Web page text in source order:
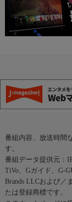
番組内容、放送時間
す。
番組データ提供元：
TiVo、Gガイド、G-
Brands LLCおよび／
たは登録商標です。